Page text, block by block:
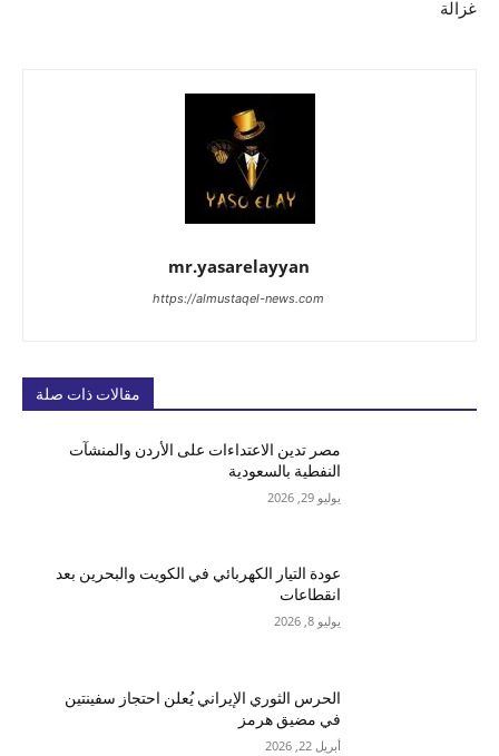
غزالة
mr.yasarelayyan
https://almustaqel-news.com
مقالات ذات صلة
مصر تدين الاعتداءات على الأردن والمنشآت
النفطية بالسعودية
يوليو 29, 2026
عودة التيار الكهربائي في الكويت والبحرين بعد
انقطاعات
يوليو 8, 2026
الحرس الثوري الإيراني يُعلن احتجاز سفينتين
في مضيق هرمز
أبريل 22, 2026